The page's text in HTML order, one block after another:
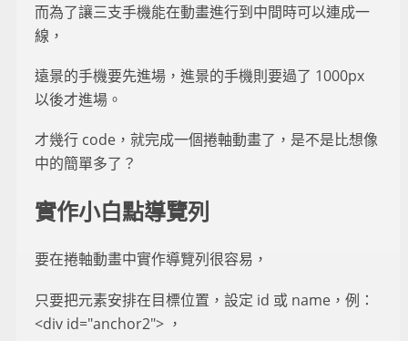
而為了讓三支手機能在動畫進行到中間時可以連成一
線，
遠景的手機要先進場，進景的手機則要過了 1000px
以後才進場。
才幾行 code，就完成一個捲軸動畫了，是不是比想像
中的簡單多了？
實作小白點導覽列
要在捲軸動畫中實作導覽列很容易，
只要把元素安排在目標位置，設定 id 或 name，例：
<div id="anchor2"> ，